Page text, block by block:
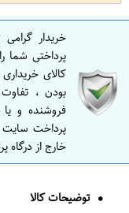
خریدار
پرداختی
کالای
بودن ،
فروشنده و
پرداخت
خارج از
توضیحات کالا